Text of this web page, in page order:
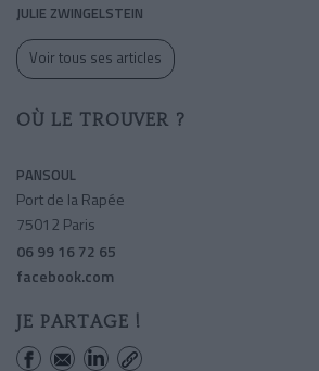
JULIE ZWINGELSTEIN
Voir tous ses articles
OÙ LE TROUVER ?
PANSOUL
Port de la Rapée
75012 Paris
06 99 16 72 65
facebook.com
JE PARTAGE !